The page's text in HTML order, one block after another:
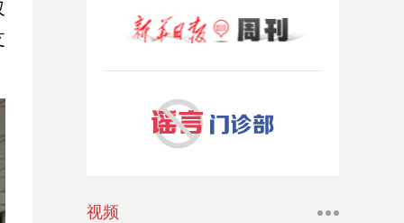
视频